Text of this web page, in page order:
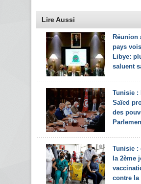
Lire Aussi
Réunion
pays
Libye:
saluent
Tunisie :
Saïed
des
Tunisie :
la 2ème
contre la